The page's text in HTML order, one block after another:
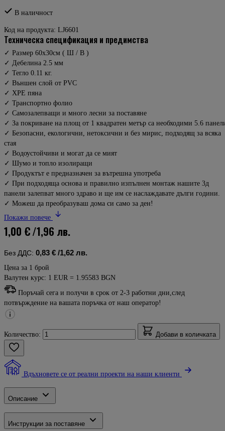
В наличност
Код на продукта: LJ6601
техническа спецификация и предимства
✓ Размер 60x30см ( Ш / В )
✓ Дебелина 2.5 мм
✓ Тегло 0.11 кг.
✓ Външен слой от PVC
✓ XPE пяна
✓ Транспортно фолио
✓ Самозалепващи и много лесни за поставяне
✓ За покриване на площ от 1 квадратен метър са необходими 5.6
✓ Безопасни, екологични, нетоксични и без мирис, подходящ за всяка
стая
✓ Водоустойчиви и могат да се мият
✓ Шумо и топло изолиращи
✓ Продуктът е предназначен за вътрешна употреба
✓ При подходяща основа и правилно изпълнен монтаж нашите 3д
панели залепват много здраво и ще им се наслаждавате дълги години.
✓ Можеш да преобразуваш дома си само за ден!
Покажи повече
1,00 €/1,96 лв.
Без ДДС: 0,83 € /1,62 лв.
Цена за 1 брой
Валутен курс: 1 EUR = 1.95583 BGN
Поръчай сега и получи в срок от 2-3 работни дни,след
потвърждение на вашата поръчка от наш оператор!
Количество: Добави в количката
Вдъхновете се от реални проекти на наши клиенти
Описание
Инструкции за поставяне